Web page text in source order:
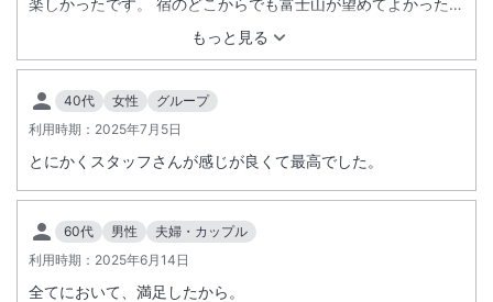
もっと見る
楽しかったです。 宿のどこからでも富士山が望めてよかったで
40代 女性
グループ
利用時期： 2025年7月5日
とにかくスタッフさんが感じが良くて最高でした。
60代 男性
夫婦・カップル
利用時期： 2025年6月14日
全てにおいて、満足したから。